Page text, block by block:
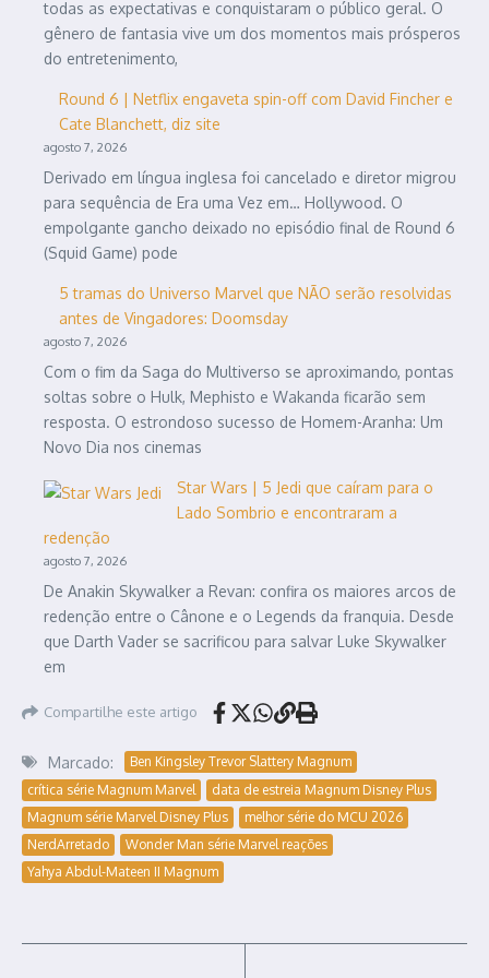
todas as expectativas e conquistaram o público geral. O
gênero de fantasia vive um dos momentos mais prósperos
do entretenimento,
Round 6 | Netflix engaveta spin-off com David Fincher e
Cate Blanchett, diz site
agosto 7, 2026
Derivado em língua inglesa foi cancelado e diretor migrou
para sequência de Era uma Vez em… Hollywood. O
empolgante gancho deixado no episódio final de Round 6
(Squid Game) pode
5 tramas do Universo Marvel que NÃO serão resolvidas
antes de Vingadores: Doomsday
agosto 7, 2026
Com o fim da Saga do Multiverso se aproximando, pontas
soltas sobre o Hulk, Mephisto e Wakanda ficarão sem
resposta. O estrondoso sucesso de Homem-Aranha: Um
Novo Dia nos cinemas
Star Wars | 5 Jedi que caíram para o
Lado Sombrio e encontraram a
redenção
agosto 7, 2026
De Anakin Skywalker a Revan: confira os maiores arcos de
redenção entre o Cânone e o Legends da franquia. Desde
que Darth Vader se sacrificou para salvar Luke Skywalker
em
Compartilhe este artigo
Marcado:
Ben Kingsley Trevor Slattery Magnum
crítica série Magnum Marvel
data de estreia Magnum Disney Plus
Magnum série Marvel Disney Plus
melhor série do MCU 2026
NerdArretado
Wonder Man série Marvel reações
Yahya Abdul-Mateen II Magnum